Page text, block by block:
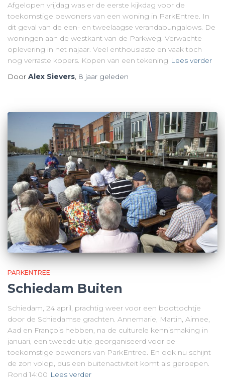
Afgelopen vrijdag was er de eerste kijkdag voor de
toekomstige bewoners van een woning in ParkEntree. In
dit geval van de een- en tweelaagse verandabungalows. De
woningen aan de westkant van de Parkweg. Verwachte
oplevering in het najaar. Veel enthousiaste en vaak toch
nog verraste kopers. Kopen van een tekening Lees verder
Door Alex Sievers, 8 jaar geleden
PARKENTREE
Schiedam Buiten
Schiedam, 24 april, prachtig weer voor een boottochtje
door de Schiedamse grachten. Annemarie, Martin, Aimee,
Aad en François hebben, na de culturele kennismaking in
januari, een tweede uitje georganiseerd voor de
toekomstige bewoners van ParkEntree. En ook nu schijnt
de zon volop, dus een buitenactiviteit komt als geroepen.
Rond 14:00 Lees verder